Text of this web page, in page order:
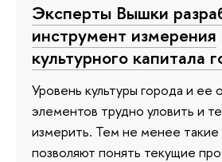
Эксперты Вышки
инструмент измерения
культурного капитала
Уровень культуры города и ее
элементов трудно уловить и
измерить. Тем не менее такие
позволяют понять текущие